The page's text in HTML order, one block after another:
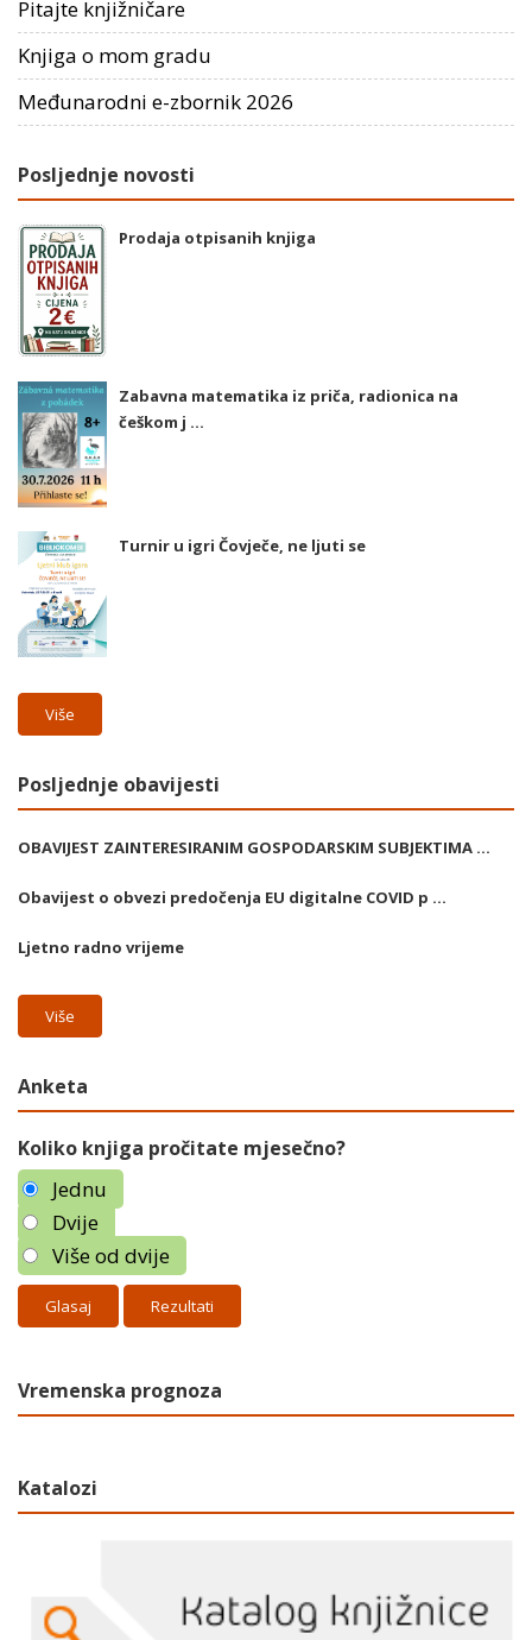
Pitajte knjižničare
Knjiga o mom gradu
Međunarodni e-zbornik 2026
Posljednje novosti
Prodaja otpisanih knjiga
Zabavna matematika iz priča, radionica na
češkom j ...
Turnir u igri Čovječe, ne ljuti se
Više
Posljednje obavijesti
OBAVIJEST ZAINTERESIRANIM GOSPODARSKIM SUBJEKTIMA ...
Obavijest o obvezi predočenja EU digitalne COVID p ...
Ljetno radno vrijeme
Više
Anketa
Koliko knjiga pročitate mjesečno?
Jednu
Dvije
Više od dvije
Rezultati
Vremenska prognoza
Katalozi